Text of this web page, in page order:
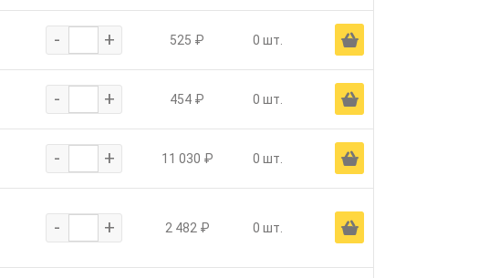
- + 525 ₽ 0 шт. Ä
- + 454 ₽ 0 шт. Ä
- + 11 030 ₽ 0 шт. Ä
- + 2 482 ₽ 0 шт. Ä